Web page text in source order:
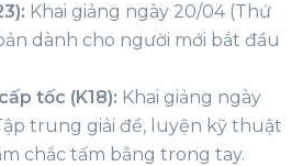
Khai giảng ngày 20/04 (Thứ
dành cho người mới bắt đầu
tốc (K18): Khai giảng ngày
trung giải đề, luyện kỹ thuật
chắc tấm bằng trong tay.